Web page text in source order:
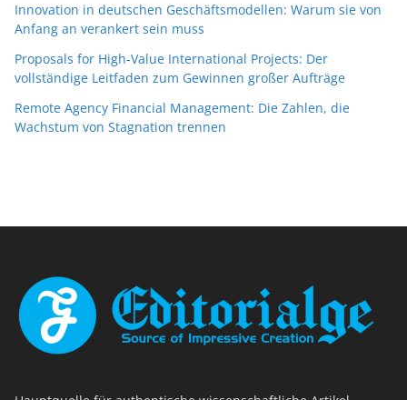
Innovation in deutschen Geschäftsmodellen: Warum sie von
Anfang an verankert sein muss
Proposals for High-Value International Projects: Der
vollständige Leitfaden zum Gewinnen großer Aufträge
Remote Agency Financial Management: Die Zahlen, die
Wachstum von Stagnation trennen